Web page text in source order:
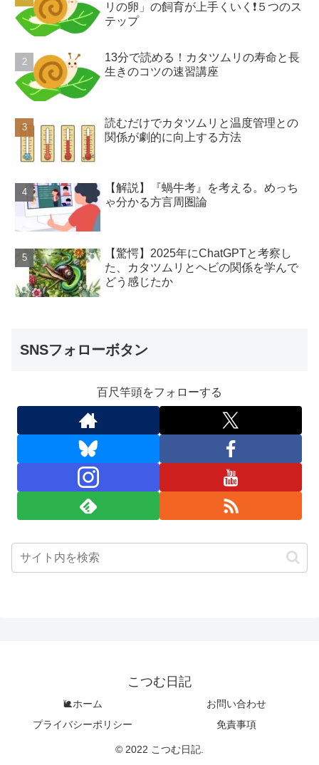
リの卵」の飼育が上手くいく❗️５つのス
テップ
13分で読める！カタツムリの寿命と長
生きのコツの速習講座
読むだけでカタツムリと温度管理との
関係が劇的に向上する方法
【解説】『蝸牛考』を考える。めっち
ゃ分かる方言周圏論
【驚愕】2025年にChatGPTと考察し
た、カタツムリとヘビの関係を学んで
どう感じたか
SNSフォローボタン
百尺竿頭をフォローする
こつむ日記
🐌ホーム
お問い合わせ
プライバシーポリシー
免責事項
© 2022 こつむ日記.